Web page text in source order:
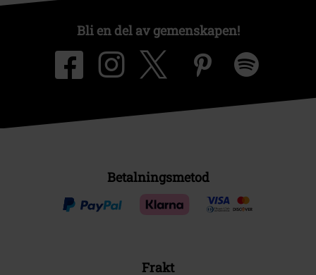
Bli en del av gemenskapen!
Betalningsmetod
Frakt